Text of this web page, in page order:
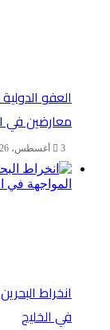
العفو
معارضين في
3 أغسطس، 2026
انخراط
في الخليج